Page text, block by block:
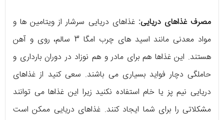
مصرف غذاهای دریایی: غذاهای دریایی سرشار از ویتامین ها و
مواد معدنی مانند اسید های چرب امگا 3 سالم، روی و آهن
هستند. این غذاها هم برای مادر و هم نوزاد در دوران بارداری و
حاملگی دچار فواید بسیاری می باشند. سعی کنید از غذاهای
دریایی نیم پز یا خام استفاده نکنید زیرا این غذاها می توانند
مشکلاتی را برای شما ایجاد کنند. غذاهای دریایی ممکن است